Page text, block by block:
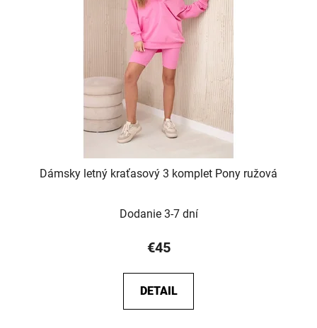
Dámsky letný kraťasový 3 komplet Pony ružová
Dodanie 3-7 dní
€45
DETAIL